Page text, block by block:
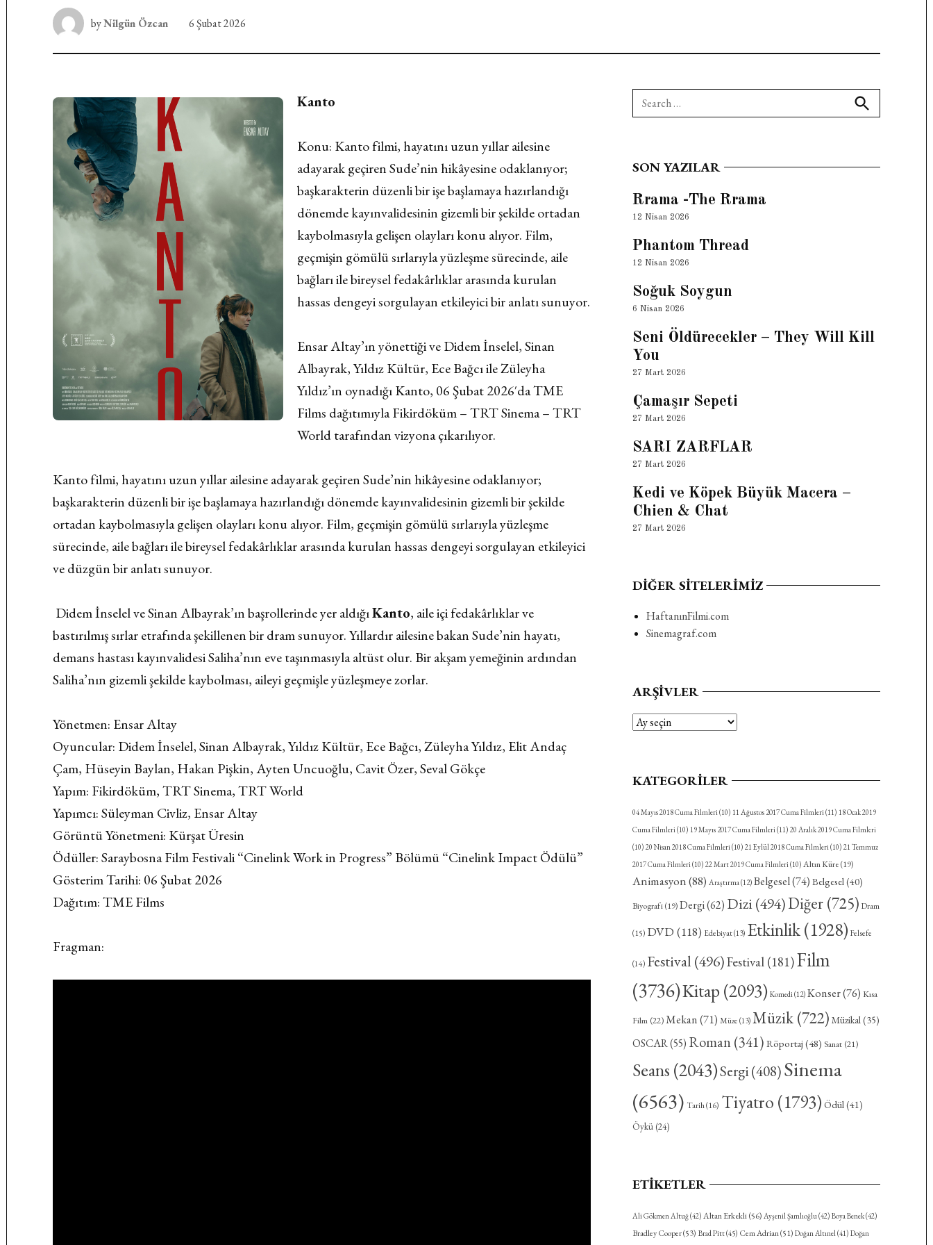
byNilgün Özcan 6 Şubat 2026
Kanto
Konu: Kanto filmi, hayatını uzun yıllar ailesine
adayarak geçiren Sude’nin hikâyesine odaklanıyor;
başkarakterin düzenli bir işe başlamaya hazırlandığı
dönemde kayınvalidesinin gizemli bir şekilde ortadan
kaybolmasıyla gelişen olayları konu alıyor. Film,
geçmişin gömülü sırlarıyla yüzleşme sürecinde, aile
bağları ile bireysel fedakârlıklar arasında kurulan
hassas dengeyi sorgulayan etkileyici bir anlatı sunuyor.
Ensar Altay’ın yönettiği ve Didem İnselel, Sinan
Albayrak, Yıldız Kültür, Ece Bağcı ile Züleyha
Yıldız’ın oynadığı Kanto, 06 Şubat 2026′da TME
Films dağıtımıyla Fikirdöküm – TRT Sinema – TRT
World tarafından vizyona çıkarılıyor.
Kanto filmi, hayatını uzun yıllar ailesine adayarak geçiren Sude’nin hikâyesine odaklanıyor;
başkarakterin düzenli bir işe başlamaya hazırlandığı dönemde kayınvalidesinin gizemli bir şekilde
ortadan kaybolmasıyla gelişen olayları konu alıyor. Film, geçmişin gömülü sırlarıyla yüzleşme
sürecinde, aile bağları ile bireysel fedakârlıklar arasında kurulan hassas dengeyi sorgulayan etkileyici
ve düzgün bir anlatı sunuyor.
Didem İnselel ve Sinan Albayrak’ın başrollerinde yer aldığıKanto, aile içi fedakârlıklar ve
bastırılmış sırlar etrafında şekillenen bir dram sunuyor. Yıllardır ailesine bakan Sude’nin hayatı,
demans hastası kayınvalidesi Saliha’nın eve taşınmasıyla altüst olur. Bir akşam yemeğinin ardından
Saliha’nın gizemli şekilde kaybolması, aileyi geçmişle yüzleşmeye zorlar.
Yönetmen: Ensar Altay
Oyuncular: Didem İnselel, Sinan Albayrak, Yıldız Kültür, Ece Bağcı, Züleyha Yıldız, Elit Andaç
Çam, Hüseyin Baylan, Hakan Pişkin, Ayten Uncuoğlu, Cavit Özer, Seval Gökçe
Yapım: Fikirdöküm, TRT Sinema, TRT World
Yapımcı: Süleyman Civliz, Ensar Altay
Görüntü Yönetmeni: Kürşat Üresin
Ödüller: Saraybosna Film Festivali “Cinelink Work in Progress” Bölümü “Cinelink Impact Ödülü”
Gösterim Tarihi: 06 Şubat 2026
Dağıtım: TME Films
Fragman:
Search
for:
Search
SON YAZILAR
Rrama -The Rrama
12 Nisan 2026
Phantom Thread
12 Nisan 2026
Soğuk Soygun
6 Nisan 2026
Seni Öldürecekler – They Will Kill
You
27 Mart 2026
Çamaşır Sepeti
27 Mart 2026
SARI ZARFLAR
27 Mart 2026
Kedi ve Köpek Büyük Macera –
Chien & Chat
27 Mart 2026
DIĞER SITELERIMIZ
HaftanınFilmi.com
Sinemagraf.com
ARŞIVLER
Arşivler
KATEGORILER
04 Mayıs 2018 Cuma Filmleri(10) 11 Ağustos 2017 Cuma Filmleri(11) 18 Ocak 2019
Cuma Filmleri(10) 19 Mayıs 2017 Cuma Filmleri(11) 20 Aralık 2019 Cuma Filmleri
(10) 20 Nisan 2018 Cuma Filmleri(10) 21 Eylül 2018 Cuma Filmleri(10) 21 Temmuz
2017 Cuma Filmleri(10) 22 Mart 2019 Cuma Filmleri(10) Altın Küre(19)
Animasyon(88) Araştırma(12) Belgesel(74) Belgesel(40)
Biyografi(19) Dergi(62) Dizi(494)Diğer(725) Dram
(15) DVD (118) Edebiyat(13) Etkinlik(1928) Felsefe
(14) Festival (496)Festival(181)Film
(3736)Kitap (2093) Komedi(12) Konser(76) Kısa
Film(22)Mekan(71) Müze (13) Müzik(722) Müzikal(35)
OSCAR(55) Roman(341) Röportaj (48) Sanat(21)
Seans (2043)Sergi(408)Sinema
(6563) Tarih(16) Tiyatro (1793) Ödül(41)
Öykü(24)
ETIKETLER
Ali Gökmen Altuğ(42) Altan Erkekli(56) Ayşenil Şamlıoğlu(42) Boya Benek(42)
Bradley Cooper(53) Brad Pitt(45) Cem Adrian(51) Doğan Altınel(41) Doğan